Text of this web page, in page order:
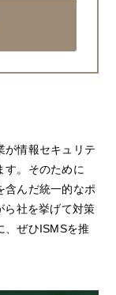
が情報セキュリテ
す。そのために
含んだ統一的なポ
ら社を挙げて対策
、ぜひISMSを推